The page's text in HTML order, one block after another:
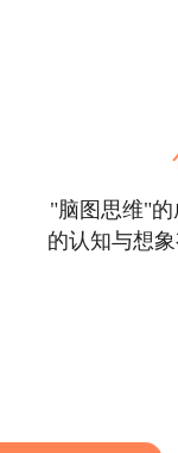
"脑图思维"
的认知与想